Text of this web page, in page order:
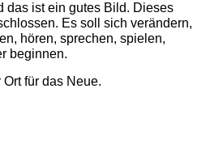
das ist ein gutes Bild. Dieses
Es soll sich verändern,
hören, sprechen, spielen,
beginnen.
für das Neue.